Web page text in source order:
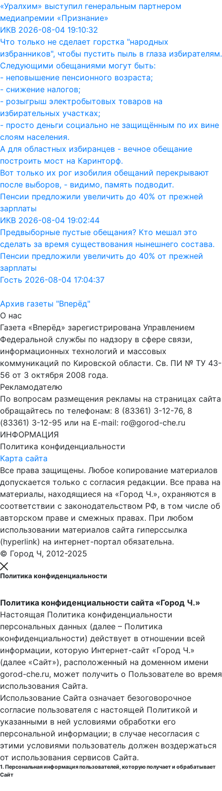
«Уралхим» выступил генеральным партнером
медиапремии «Признание»
ИКВ 2026-08-04 19:10:32
Что только не сделает горстка "народных
избранников", чтобы пустить пыль в глаза избирателям.
Следующими обещаниями могут быть:
- неповышение пенсионного возраста;
- снижение налогов;
- розыгрыш электробытовых товаров на
избирательных участках;
- просто деньги социально не защищённым по их вине
слоям населения.
А для областных избиранцев - вечное обещание
построить мост на Каринторф.
Вот только их рог изобилия обещаний перекрывают
после выборов, - видимо, память подводит.
Пенсии предложили увеличить до 40% от прежней
зарплаты
ИКВ 2026-08-04 19:02:44
Предвыборные пустые обещания? Кто мешал это
сделать за время существования нынешнего состава.
Пенсии предложили увеличить до 40% от прежней
зарплаты
Гость 2026-08-04 17:04:37
Архив газеты "Вперёд"
О нас
Газета «Вперёд» зарегистрирована Управлением
Федеральной службы по надзору в сфере связи,
информационных технологий и массовых
коммуникаций по Кировской области. Св. ПИ № ТУ 43-
56 от 3 октября 2008 года.
Рекламодателю
По вопросам размещения рекламы на страницах сайта
обращайтесь по телефонам: 8 (83361) 3-12-76, 8
(83361) 3-12-95 или на E-mail: ro@gorod-che.ru
ИНФОРМАЦИЯ
Политика конфиденциальности
Карта сайта
Все права защищены. Любое копирование материалов
допускается только с согласия редакции. Все права на
материалы, находящиеся на «Город Ч.», охраняются в
соответствии с законодательством РФ, в том числе об
авторском праве и смежных правах. При любом
использовании материалов сайта гиперссылка
(hyperlink) на интернет-портал обязательна.
© Город Ч, 2012-2025
Политика конфиденциальности
Политика конфиденциальности сайта «Город Ч.»
Настоящая Политика конфиденциальности
персональных данных (далее – Политика
конфиденциальности) действует в отношении всей
информации, которую Интернет-сайт «Город Ч.»
(далее «Сайт»), расположенный на доменном имени
gorod-che.ru, может получить о Пользователе во время
использования Cайта.
Использование Сайта означает безоговорочное
согласие пользователя с настоящей Политикой и
указанными в ней условиями обработки его
персональной информации; в случае несогласия с
этими условиями пользователь должен воздержаться
от использования сервисов Сайта.
1. Персональная информация пользователей, которую получает и обрабатывает
Сайт